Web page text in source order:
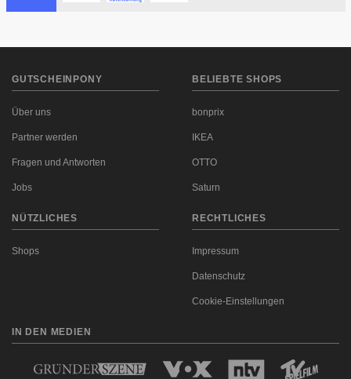
GUTSCHEINPONY
Über uns
Partner werden
Fragen und Antworten
Jobs
BELIEBTE SHOPS
bonprix
IKEA
OTTO
Saturn
NÜTZLICHES
Shops
RECHTLICHES
Impressum
Datenschutz
Cookie-Einstellungen
IN DEN MEDIEN